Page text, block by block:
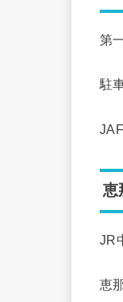
第
駐
恵
JR
恵